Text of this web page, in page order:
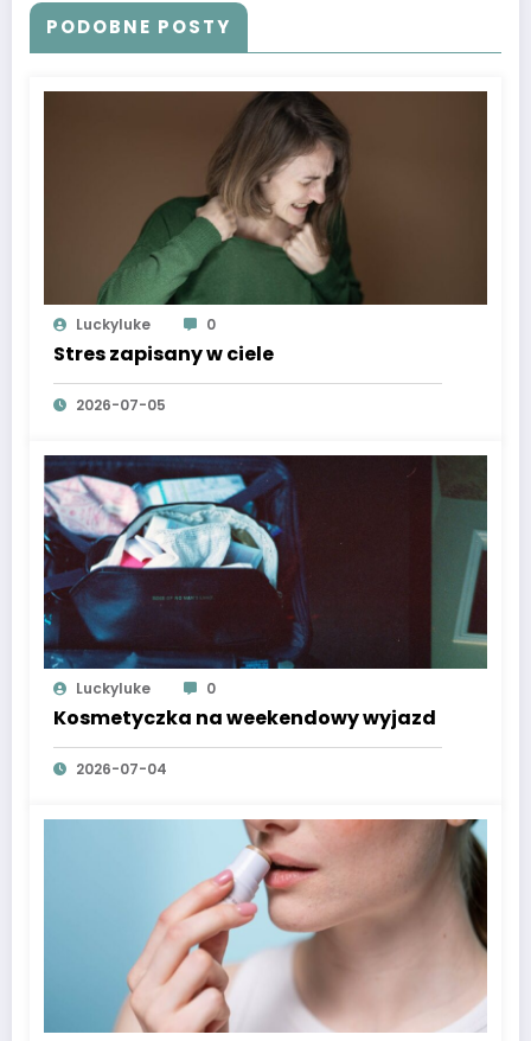
PODOBNE POSTY
Luckyluke 0
Stres zapisany w ciele
2026-07-05
Luckyluke 0
Kosmetyczka na weekendowy wyjazd
2026-07-04